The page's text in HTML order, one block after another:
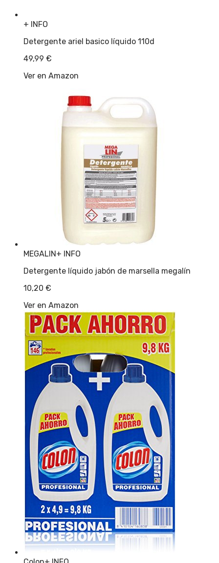
+ INFO
Detergente ariel basico líquido 110d
49,99 €
Ver en Amazon
MEGALIN+ INFO
Detergente líquido jabón de marsella megalín
10,20 €
Ver en Amazon